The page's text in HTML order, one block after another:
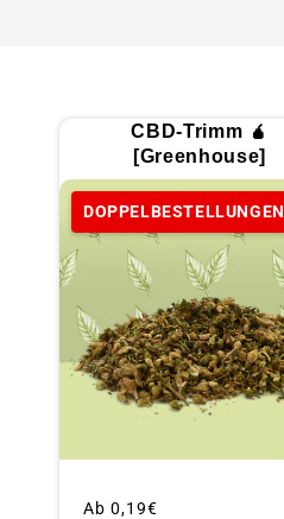
CBD-Trimm 🧉
[Greenhouse]
DOPPELBESTELLUNGEN
Üblicher
Ab 0,19€